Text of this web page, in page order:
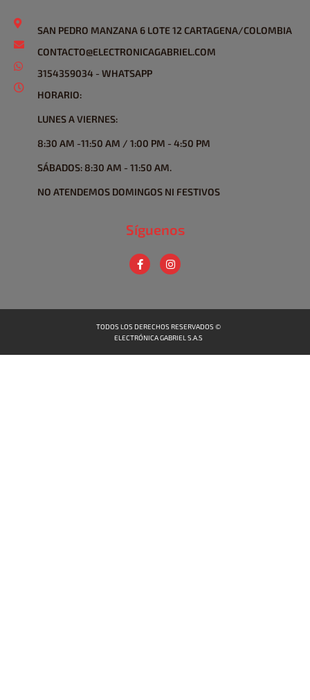
SAN PEDRO MANZANA 6 LOTE 12 CARTAGENA/COLOMBIA
CONTACTO@ELECTRONICAGABRIEL.COM
3154359034 - WHATSAPP
HORARIO:
LUNES A VIERNES:
8:30 AM -11:50 AM / 1:00 PM - 4:50 PM
SÁBADOS: 8:30 AM - 11:50 AM.
NO ATENDEMOS DOMINGOS NI FESTIVOS
Síguenos
TODOS LOS DERECHOS RESERVADOS ©
ELECTRÓNICA GABRIEL S.A.S